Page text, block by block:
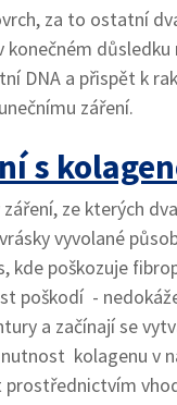
za to ostatní
konečném
DNA a přispět k
záření.
s
ze kterých
vyvolané
poškozuje
poškodí -
a začínají se
kolagenu v